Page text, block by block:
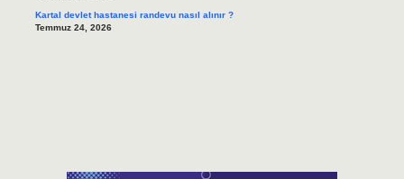
Kartal devlet hastanesi randevu nasıl alınır ?
Temmuz 24, 2026